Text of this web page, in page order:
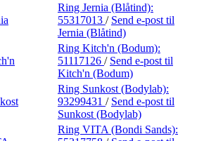
Ring Jernia (Blåtind):
55317013 / Send e-post til
Jernia (Blåtind)
Ring Kitch'n (Bodum):
51117126 / Send e-post til
Kitch'n (Bodum)
Ring Sunkost (Bodylab):
93299431 / Send e-post til
Sunkost (Bodylab)
Ring VITA (Bondi Sands):